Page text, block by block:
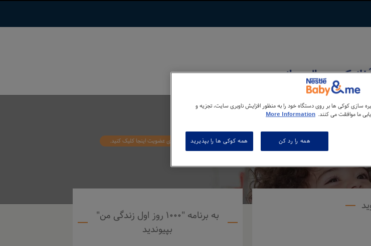
شكل می‌گيرد. برای
عضو نیستید، برای عضویت اینجا کلیک کنید.
به برنامه "۱۰۰۰ روز اول زندگی من"
بپیوندید
سازی کوکی ها بر روی دستگاه خود را به منظور افزایش ناوبری سایت، تجزیه و
ما موافقت می کنند. More Information
همه را رد کن همه کوکی ها را بپذیرید